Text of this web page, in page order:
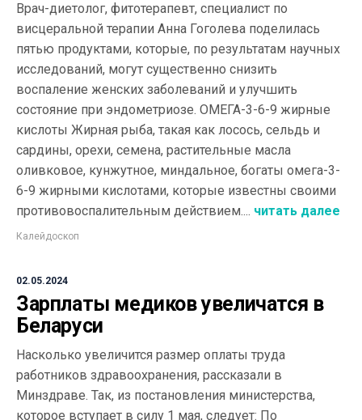
Врач-диетолог, фитотерапевт, специалист по
висцеральной терапии Анна Гоголева поделилась
пятью продуктами, которые, по результатам научных
исследований, могут существенно снизить
воспаление женских заболеваний и улучшить
состояние при эндометриозе. ОМЕГА-3-6-9 жирные
кислоты Жирная рыба, такая как лосось, сельдь и
сардины, орехи, семена, растительные масла
оливковое, кунжутное, миндальное, богаты омега-3-
6-9 жирными кислотами, которые известны своими
противовоспалительным действием.... читать далее
Калейдоскоп
02.05.2024
Зарплаты медиков увеличатся в
Беларуси
Насколько увеличится размер оплаты труда
работников здравоохранения, рассказали в
Минздраве. Так, из постановления министерства,
которое вступает в силу 1 мая, следует: По